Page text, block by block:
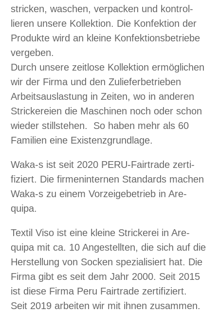
strick­en, waschen, ver­pack­en und kon­trol­
lieren unsere Kollek­tion. Die Kon­fek­tion der
Pro­duk­te wird an kleine Kon­fek­tions­be­triebe
vergeben.
Durch unsere zeit­lose Kollek­tion ermöglichen
wir der Fir­ma und den Zuliefer­be­trieben
Arbeit­saus­las­tung in Zeit­en, wo in anderen
Strick­ereien die Maschi­nen noch oder schon
wieder still­ste­hen. So haben mehr als 60
Fam­i­lien eine Exis­ten­z­grund­lage.
Waka‑s ist seit 2020 PERU-Fair­trade zer­ti­
fiziert. Die fir­menin­ter­nen Stan­dards machen
Waka‑s zu einem Vorzeige­be­trieb in Are­
quipa.
Tex­til Viso ist eine kleine Strick­erei in Are­
quipa mit ca. 10 Angestell­ten, die sich auf die
Her­stel­lung von Sock­en spezial­isiert hat. Die
Fir­ma gibt es seit dem Jahr 2000. Seit 2015
ist diese Fir­ma Peru Fair­trade zer­ti­fiziert.
Seit 2019 arbeit­en wir mit ihnen zusam­men.